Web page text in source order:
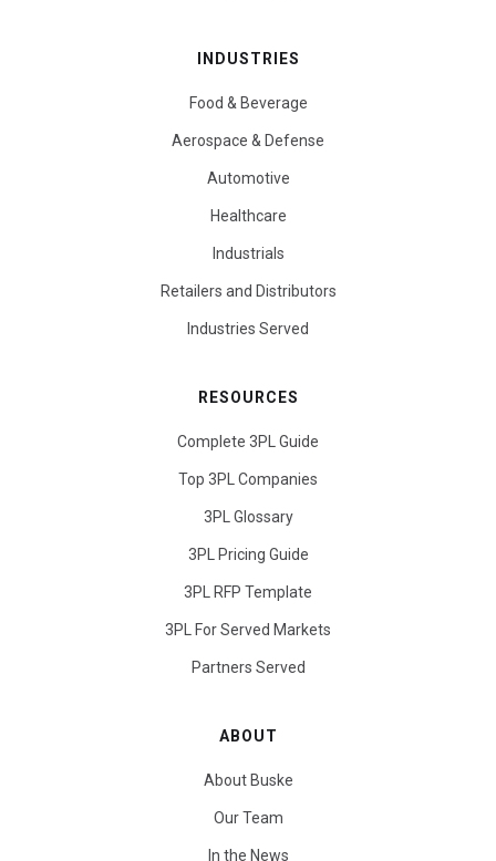
INDUSTRIES
Food & Beverage
Aerospace & Defense
Automotive
Healthcare
Industrials
Retailers and Distributors
Industries Served
RESOURCES
Complete 3PL Guide
Top 3PL Companies
3PL Glossary
3PL Pricing Guide
3PL RFP Template
3PL For Served Markets
Partners Served
ABOUT
About Buske
Our Team
In the News